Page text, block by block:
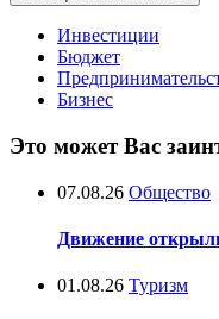
Инвестиции
Бюджет
Бизнес
Это может Вас
07.08.26 Общество
Движение
01.08.26 Туризм